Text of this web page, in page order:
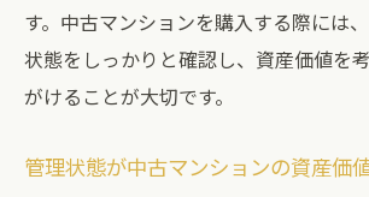
す。中古マンションを購入する際には
状態をしっかりと確認し、資産価値を
がけることが大切です。
管理状態が中古マンションの資産価